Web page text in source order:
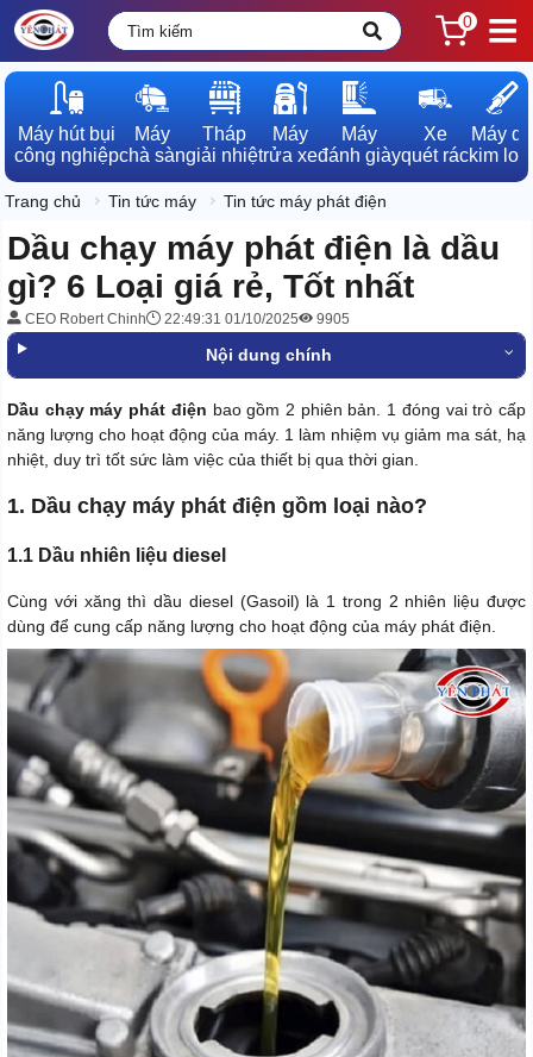
0
Máy hút bụi
công nghiệp
Máy
chà sàn
Tháp
giải nhiệt
Máy
rửa xe
Máy
đánh giày
Xe
quét rác
Máy dò
kim loại
Trang chủ Tin tức máy Tin tức máy phát điện
Dầu chạy máy phát điện là dầu
gì? 6 Loại giá rẻ, Tốt nhất
CEO Robert Chinh 22:49:31 01/10/2025 9905
Nội dung chính
Dầu chạy máy phát điện bao gồm 2 phiên bản. 1 đóng vai trò cấp
năng lượng cho hoạt động của máy. 1 làm nhiệm vụ giảm ma sát, hạ
nhiệt, duy trì tốt sức làm việc của thiết bị qua thời gian.
1. Dầu chạy máy phát điện gồm loại nào?
1.1 Dầu nhiên liệu diesel
Cùng với xăng thì dầu diesel (Gasoil) là 1 trong 2 nhiên liệu được
dùng để cung cấp năng lượng cho hoạt động của máy phát điện.